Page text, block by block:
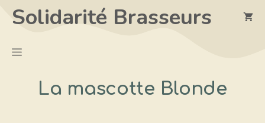
AllerSolidarité Brasseurs
Menu
La mascotte Blonde